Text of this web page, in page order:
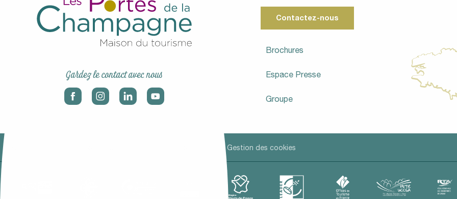
Gardez le contact avec nous
Contactez-nous
Brochures
Espace Presse
Groupe
Gestion des cookies